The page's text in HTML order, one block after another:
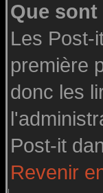
Que
Les Post-
première
donc les
Post-it
Revenir